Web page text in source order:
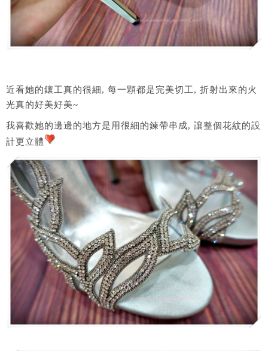
近看她的鑲工真的很細, 每一顆都是完美切工, 折射出來的火
光真的好美好美~
我喜歡她的邊邊的地方是用很細的鍊帶串成, 讓整個花紋的設
計更立體